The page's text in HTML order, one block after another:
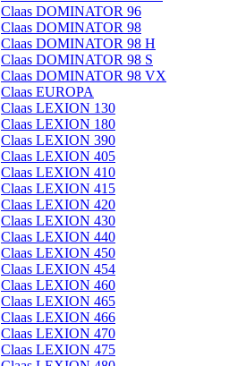
Claas DOMINATOR 96
Claas DOMINATOR 98
Claas DOMINATOR 98 H
Claas DOMINATOR 98 S
Claas DOMINATOR 98 VX
Claas EUROPA
Claas LEXION 130
Claas LEXION 180
Claas LEXION 390
Claas LEXION 405
Claas LEXION 410
Claas LEXION 415
Claas LEXION 420
Claas LEXION 430
Claas LEXION 440
Claas LEXION 450
Claas LEXION 454
Claas LEXION 460
Claas LEXION 465
Claas LEXION 466
Claas LEXION 470
Claas LEXION 475